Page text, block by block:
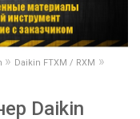
» Daikin FTXM / RXM »
Daikin